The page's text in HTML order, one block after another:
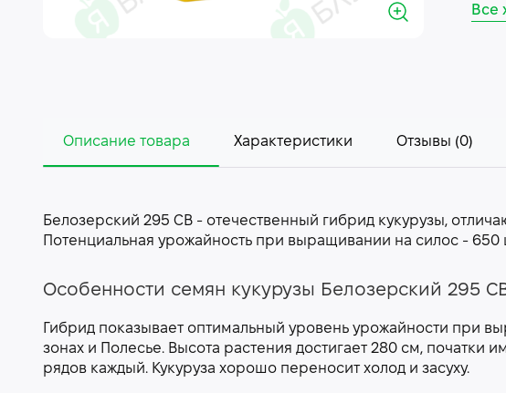
Все
Описание товара Характеристики Отзывы (0)
Белозерский 295 СВ - отечественный гибрид кукурузы,
Потенциальная урожайность при выращивании на силос - 650
Особенности семян кукурузы Белозерский 295
Гибрид показывает оптимальный уровень урожайности при
зонах и Полесье. Высота растения достигает 280 см, початки
рядов каждый. Кукуруза хорошо переносит холод и засуху.